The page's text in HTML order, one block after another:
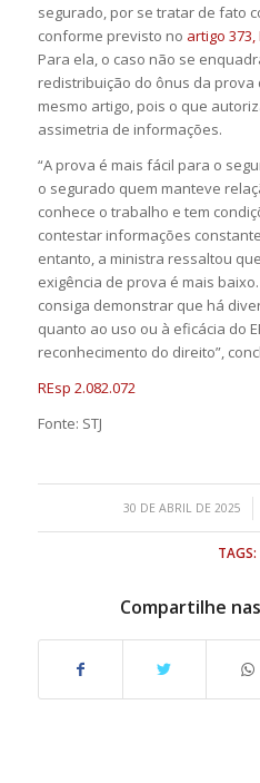
segurado, por se tratar de fato
conforme previsto no artigo
Para ela, o caso não se
redistribuição do ônus da prova
mesmo artigo, pois o que
assimetria de informações.
“A prova é mais fácil para o
o segurado quem manteve
conhece o trabalho e tem
contestar informações
entanto, a ministra ressaltou
exigência de prova é mais
consiga demonstrar que há
quanto ao uso ou à eficácia do
reconhecimento do direito”,
REsp 2.082.072
Fonte: STJ
30 DE ABRIL DE 2025
/
TAGS:
Compartilhe